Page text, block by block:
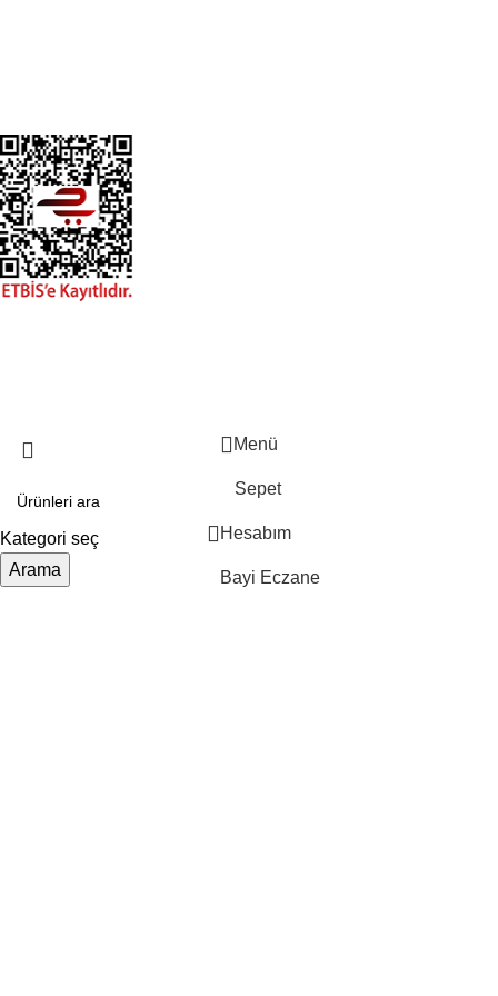
Kategori seç
Arama
Menü
Sepet
Hesabım
Bayi Eczane